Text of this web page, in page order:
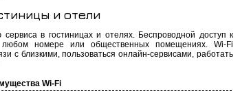
и отели
в гостиницах и отелях. Беспроводной доступ к
номере или общественных помещениях. Wi-Fi
с близкими, пользоваться онлайн-сервисами, работать
Wi-Fi